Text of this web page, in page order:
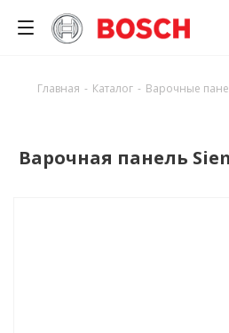
Главная - Каталог - Варочные
Варочная панель